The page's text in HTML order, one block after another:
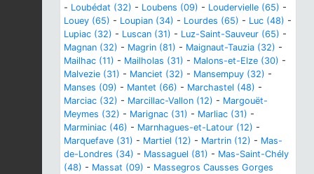
- Loubédat (32) - Loubens (09) - Loudervielle (65) -
Louey (65) - Loupian (34) - Lourdes (65) - Luc (48) -
Lupiac (32) - Luscan (31) - Luz-Saint-Sauveur (65) -
Magnan (32) - Magrin (81) - Maignaut-Tauzia (32) -
Mailhac (11) - Mailholas (31) - Malons-et-Elze (30) -
Malvezie (31) - Manciet (32) - Mansempuy (32) -
Manses (09) - Mantet (66) - Marchastel (48) -
Marciac (32) - Marcillac-Vallon (12) - Margouët-
Meymes (32) - Marignac (31) - Marliac (31) -
Marminiac (46) - Marnhagues-et-Latour (12) -
Marquefave (31) - Martiel (12) - Martrin (12) - Mas-
de-Londres (34) - Massaguel (81) - Mas-Saint-Chély
(48) - Massat (09) - Massegros Causses Gorges